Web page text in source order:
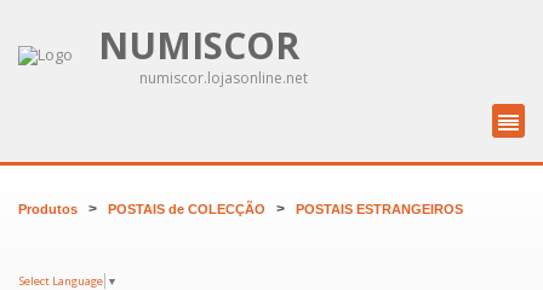
NUMISCOR
numiscor.lojasonline.net
Produtos > POSTAIS de COLECÇÃO > POSTAIS ESTRANGEIROS
Select Language ▼